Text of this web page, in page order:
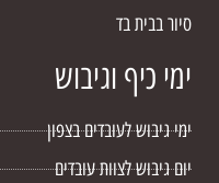
סיור בבית בד
ימי כיף וגיבוש
ימי גיבוש לעובדים בצפון
יום גיבוש לצוות עובדים